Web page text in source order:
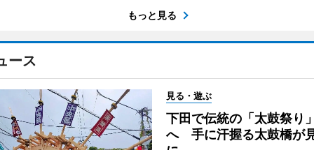
もっと見る
ース
見る・遊ぶ
下田で伝統の「太鼓祭り
へ 手に汗握る太鼓橋が